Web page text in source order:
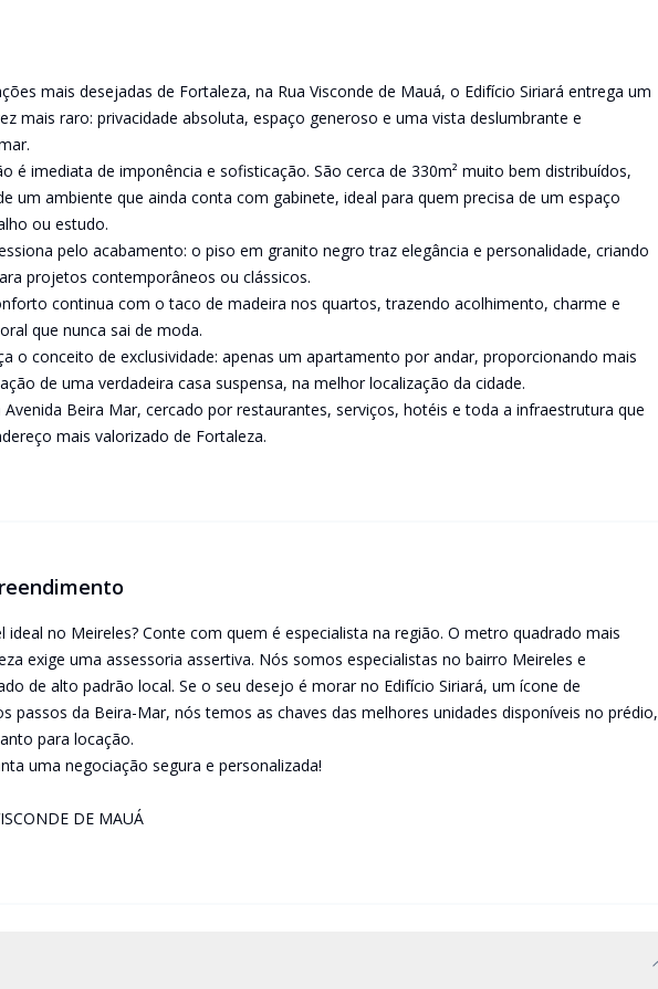
mais desejadas de Fortaleza, na Rua Visconde de Mauá, o Edifício Siriará entrega um
mais raro: privacidade absoluta, espaço generoso e uma vista deslumbrante e
é imediata de imponência e sofisticação. São cerca de 330m² muito bem distribuídos,
um ambiente que ainda conta com gabinete, ideal para quem precisa de um espaço
ou estudo.
pelo acabamento: o piso em granito negro traz elegância e personalidade, criando
projetos contemporâneos ou clássicos.
continua com o taco de madeira nos quartos, trazendo acolhimento, charme e
que nunca sai de moda.
o conceito de exclusividade: apenas um apartamento por andar, proporcionando mais
de uma verdadeira casa suspensa, na melhor localização da cidade.
Beira Mar, cercado por restaurantes, serviços, hotéis e toda a infraestrutura que
mais valorizado de Fortaleza.
ideal no Meireles? Conte com quem é especialista na região. O metro quadrado mais
exige uma assessoria assertiva. Nós somos especialistas no bairro Meireles e
de alto padrão local. Se o seu desejo é morar no Edifício Siriará, um ícone de
passos da Beira-Mar, nós temos as chaves das melhores unidades disponíveis no prédio,
para locação.
uma negociação segura e personalizada!
DE MAUÁ